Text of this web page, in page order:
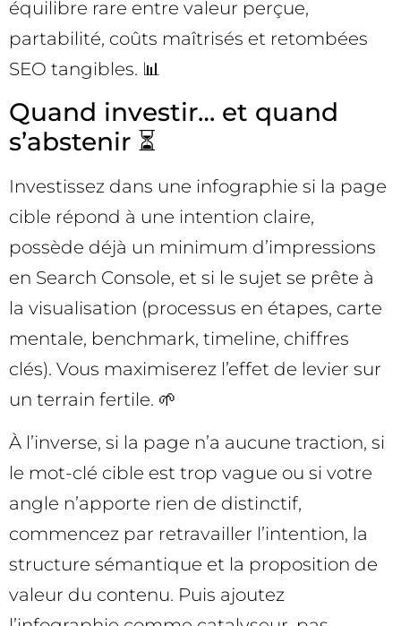
équilibre rare entre valeur perçue,
partabilité, coûts maîtrisés et retombées
SEO tangibles. 📊
Quand investir… et quand
s’abstenir ⏳
Investissez dans une infographie si la page
cible répond à une intention claire,
possède déjà un minimum d’impressions
en Search Console, et si le sujet se prête à
la visualisation (processus en étapes, carte
mentale, benchmark, timeline, chiffres
clés). Vous maximiserez l’effet de levier sur
un terrain fertile. 🌱
À l’inverse, si la page n’a aucune traction, si
le mot-clé cible est trop vague ou si votre
angle n’apporte rien de distinctif,
commencez par retravailler l’intention, la
structure sémantique et la proposition de
valeur du contenu. Puis ajoutez